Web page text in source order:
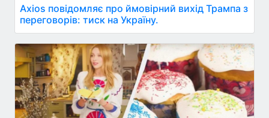
Axios повідомляє про ймовірний вихід Трампа з
переговорів: тиск на Україну.